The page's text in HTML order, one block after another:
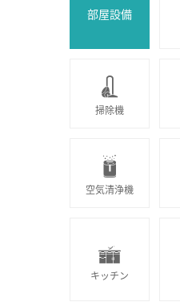
部屋設備
掃除機
空気清浄機
キッチン